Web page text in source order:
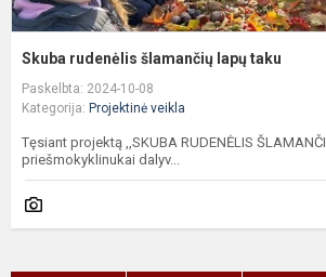
Skuba rudenėlis šlamančių lapų taku
Paskelbta: 2024-10-08
Kategorija: Projektinė veikla
Tęsiant projektą ,,SKUBA RUDENĖLIS
priešmokyklinukai dalyv...